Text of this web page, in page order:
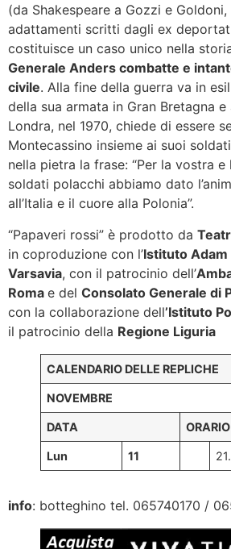
(da Shakespeare a Gozzi e
adattamenti scritti dagli ex
costituisce un caso unico nella
Generale Anders combatte e
civile. Alla fine della guerra va in
della sua armata in Gran Bretagna
Londra, nel 1970, chiede di essere
Montecassino insieme ai suoi
nella pietra la frase: “Per la vostra
soldati polacchi abbiamo dato
all’Italia e il cuore alla Polonia”.
“Papaveri rossi” è prodotto da
in coproduzione con l’Istituto
Varsavia, con il patrocinio dell’
Roma e del Consolato Generale di
con la collaborazione dell’Istituto
il patrocinio della Regione Liguria
CALENDARIO DELLE REPLICHE
NOVEMBRE
DATA ORARIO
Lun 11
info: botteghino tel. 065740170 /